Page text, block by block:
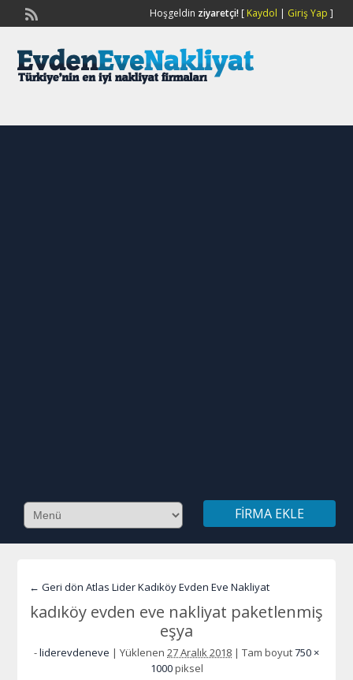
Hoşgeldin ziyaretçi![ Kaydol | Giriş Yap ]
FIRMA EKLE
← Geri dön Atlas Lider Kadıköy Evden Eve Nakliyat
kadıköy evden eve nakliyat paketlenmiş
eşya
-liderevdeneve | Yüklenen 27 Aralık 2018 | Tam boyut750 ×
1000piksel